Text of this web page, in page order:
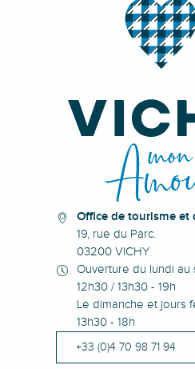
Office de tourisme et
19, rue du Parc.
03200 VICHY
Ouverture du lundi au
12h30 / 13h30 - 19h
Le dimanche et jours
13h30 - 18h
+33 (0)4 70 98 71 94